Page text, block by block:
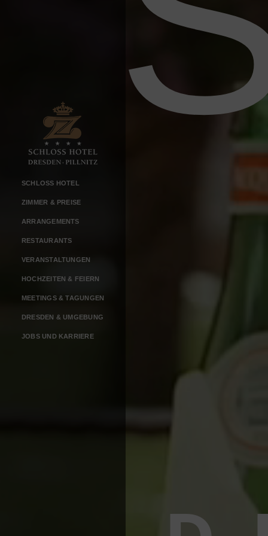
SCHLOSS HOTEL
ZIMMER & PREISE
ARRANGEMENTS
RESTAURANTS
VERANSTALTUNGEN
HOCHZEITEN & FEIERN
MEETINGS & TAGUNGEN
DRESDEN & UMGEBUNG
JOBS UND KARRIERE